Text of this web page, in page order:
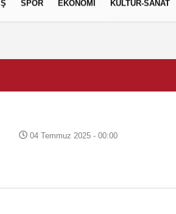
SPOR EKONOMİ KÜLTÜR-SANAT
04 Temmuz 2025 - 00:00